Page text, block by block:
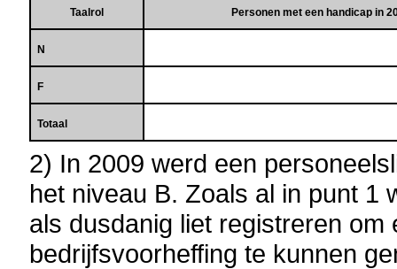
Taalrol Personen met een handicap in
N
F
Totaal
2) In 2009 werd een
het niveau B. Zoals al in punt 1
als dusdanig liet registreren
bedrijfsvoorheffing te kunnen